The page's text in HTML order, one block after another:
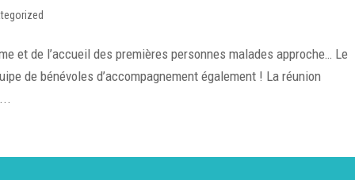
et de l’accueil des premières personnes malades approche… Le
de bénévoles d’accompagnement également ! La réunion